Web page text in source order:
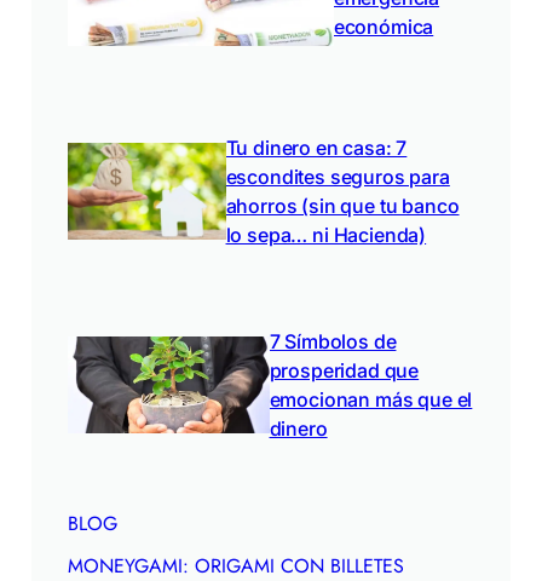
económica
Tu dinero en casa: 7
escondites seguros para
ahorros (sin que tu banco
lo sepa… ni Hacienda)
7 Símbolos de
prosperidad que
emocionan más que el
dinero
BLOG
MONEYGAMI: ORIGAMI CON BILLETES